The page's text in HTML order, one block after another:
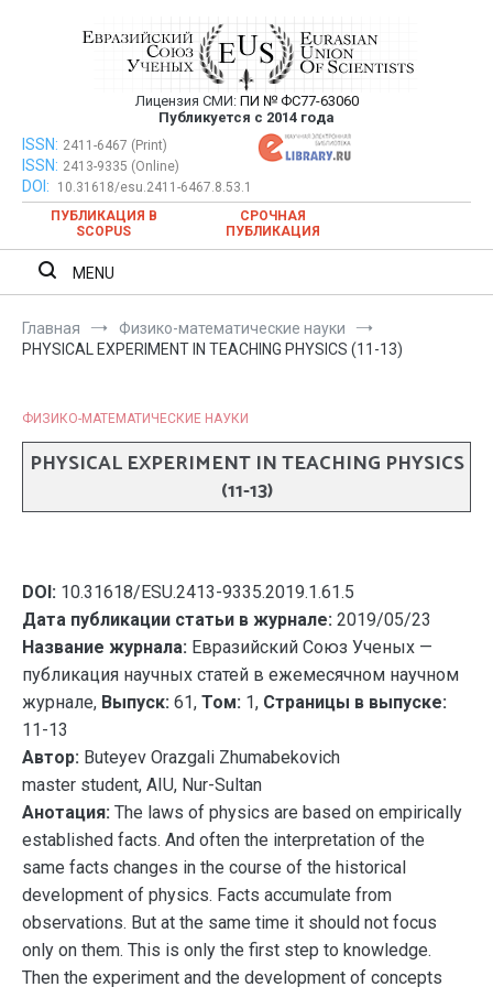
Евразийский Союз Ученых —
публикация научных статей в
ежемесячном научном журнале
Лицензия СМИ: ПИ № ФС77-63060
Публикуется с 2014 года
Евразийский Союз Ученых — публикация научных статей в
ежемесячном научном журнале
ISSN: 2411-6467 (Print)
ISSN: 2413-9335 (Online)
DOI:
10.31618/esu.2411-6467.8.53.1
ПУБЛИКАЦИЯ В
SCOPUS
СРОЧНАЯ
ПУБЛИКАЦИЯ
MENU
Главная
Физико-математические науки
PHYSICAL EXPERIMENT IN TEACHING PHYSICS (11-13)
ФИЗИКО-МАТЕМАТИЧЕСКИЕ НАУКИ
PHYSICAL EXPERIMENT IN TEACHING PHYSICS
(11-13)
DOI: 10.31618/ESU.2413-9335.2019.1.61.5
Дата публикации статьи в журнале: 2019/05/23
Название журнала: Евразийский Союз Ученых —
публикация научных статей в ежемесячном научном
журнале, Выпуск: 61, Том: 1, Страницы в выпуске:
11-13
Автор: Buteyev Orazgali Zhumabekovich
master student, AIU, Nur-Sultan
Анотация: The laws of physics are based on empirically
established facts. And often the interpretation of the
same facts changes in the course of the historical
development of physics. Facts accumulate from
observations. But at the same time it should not focus
only on them. This is only the first step to knowledge.
Then the experiment and the development of concepts